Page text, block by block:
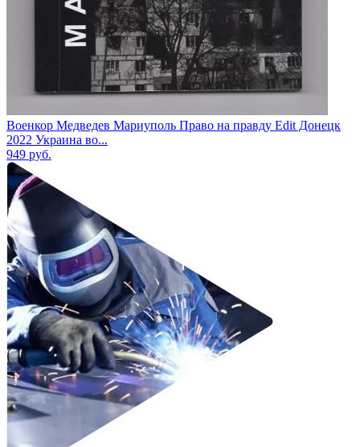
Военкор Медведев Мариуполь Право на правду Edit Донецк
2022 Украина во...
949 руб.